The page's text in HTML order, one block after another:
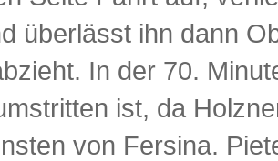
überlässt ihn dann
In der 70.
ist, da
von Fersina.